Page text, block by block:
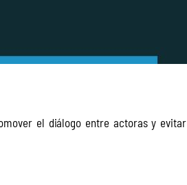
el diálogo entre actoras y evitar